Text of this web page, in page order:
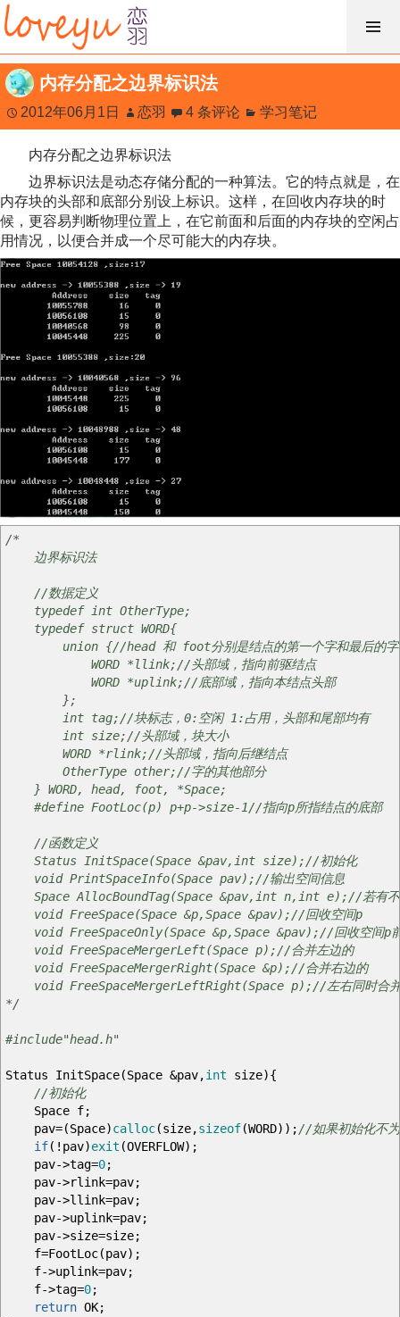
跳
过
内
容
内存分配之边界标识法
2012年06月1日 恋羽 4 条评论 学习笔记
内存分配之边界标识法
边界标识法是动态存储分配的一种算法。它的特点就是，在
内存块的头部和底部分别设上标识。这样，在回收内存块的时
候，更容易判断物理位置上，在它前面和后面的内存块的空闲占
用情况，以便合并成一个尽可能大的内存块。
/*
边界标识法
//数据定义
typedef int OtherType;
typedef struct WORD{
union {//head 和 foot分别是结点的第一个字和最后的字
WORD *llink;//头部域，指向前驱结点
WORD *uplink;//底部域，指向本结点头部
};
int tag;//块标志，0:空闲 1:占用，头部和尾部均有
int size;//头部域，块大小
WORD *rlink;//头部域，指向后继结点
OtherType other;//字的其他部分
} WORD, head, foot, *Space;
#define FootLoc(p) p+p->size-1//指向p所指结点的底部
//函数定义
Status InitSpace(Space &pav,int size);//初始化
void PrintSpaceInfo(Space pav);//输出空间信息
Space AllocBoundTag(Space &pav,int n,int e);//若有不小于
void FreeSpace(Space &p,Space &pav);//回收空间p
void FreeSpaceOnly(Space &p,Space &pav);//回收空间p前
void FreeSpaceMergerLeft(Space p);//合并左边的
void FreeSpaceMergerRight(Space &p);//合并右边的
void FreeSpaceMergerLeftRight(Space p);//左右同时合
*/
#include"head.h"
Status InitSpace(Space &pav,int size){
//初始化
Space f;
pav=(Space)calloc(size,sizeof(WORD) ) ;//如果初始化不
if( ! pav)exit (OVERFLOW) ;
pav->tag=0;
pav->rlink=pav;
pav->llink=pav;
pav->uplink=pav;
pav->size=size;
f=FootLoc(pav) ;
f->uplink=pav;
f->tag=0;
return OK;